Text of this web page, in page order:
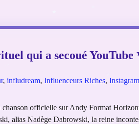
qui a secoué YouTube
, infludream, Influenceurs Riches, Instagram
officielle sur Andy Format
alias Nadège Dabrowski, la reine